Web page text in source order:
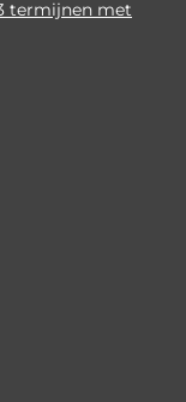
termijnen met